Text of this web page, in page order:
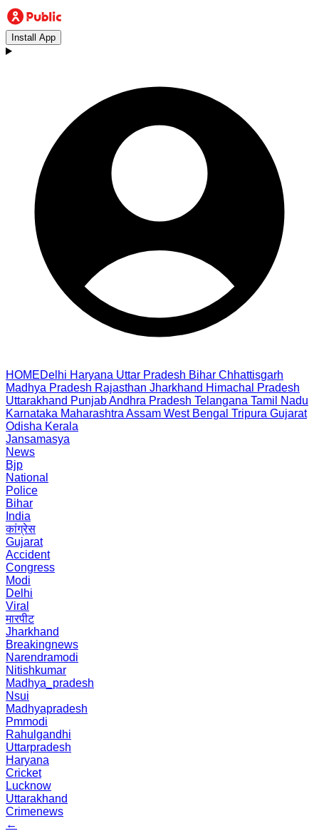
Install App
HOMEDelhi Haryana Uttar Pradesh Bihar Chhattisgarh
Madhya Pradesh Rajasthan Jharkhand Himachal Pradesh
Uttarakhand PunjabAndhra Pradesh Telangana Tamil Nadu
Karnataka Maharashtra Assam West Bengal Tripura Gujarat
Odisha Kerala
Jansamasya
News
Bjp
National
Police
Bihar
India
कांग्रेस
Gujarat
Accident
Congress
Modi
Delhi
Viral
मारपीट
Jharkhand
Breakingnews
Narendramodi
Nitishkumar
Madhya_pradesh
Nsui
Madhyapradesh
Pmmodi
Rahulgandhi
Uttarpradesh
Haryana
Cricket
Lucknow
Uttarakhand
Crimenews
←